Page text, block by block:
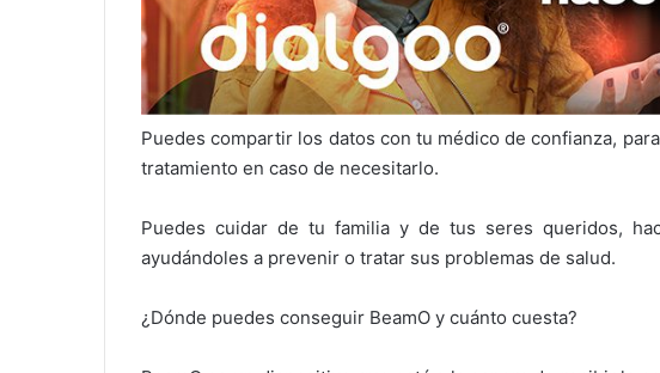
Puedes compartir los datos con tu médico de confianza,
tratamiento en caso de necesitarlo.
Puedes cuidar de tu familia y de tus seres queridos,
ayudándoles a prevenir o tratar sus problemas de salud.
¿Dónde puedes conseguir BeamO y cuánto cuesta?